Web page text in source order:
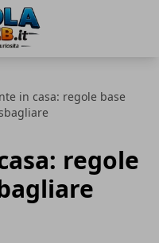
in casa: regole base
regole